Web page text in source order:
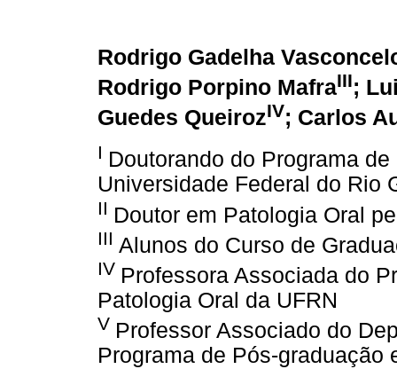
Rodrigo Gadelha
Rodrigo Porpino MafraIII;
Guedes QueirozIV; Carlos
I Doutorando do Programa
Universidade Federal do Rio
II Doutor em Patologia Oral
III Alunos do Curso de
IV Professora Associada do
Patologia Oral da UFRN
V Professor Associado do
Programa de Pós-graduação